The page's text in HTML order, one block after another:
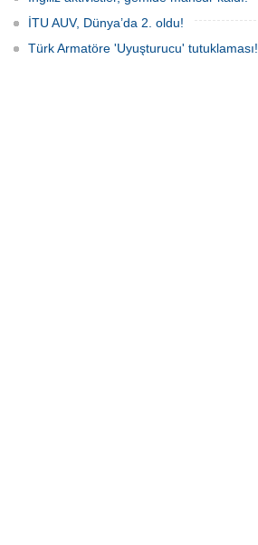
İTU AUV, Dünya’da 2. oldu!
Türk Armatöre 'Uyuşturucu' tutuklaması!